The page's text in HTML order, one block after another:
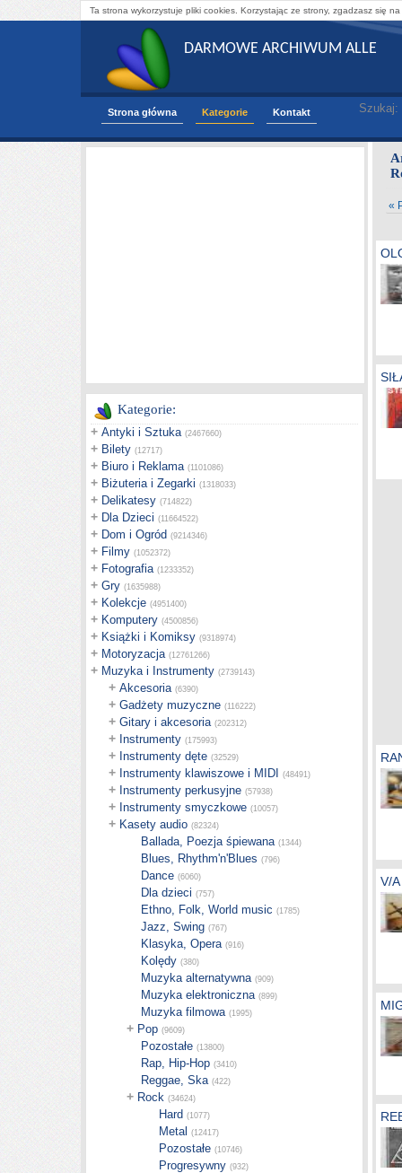
Ta strona wykorzystuje pliki cookies. Korzystając ze strony, zgadzasz się
DARMOWE ARCHIWUM ALLE
Strona główna Kategorie Kontakt Szukaj:
Kategorie:
+ Antyki i Sztuka (2467660)
+ Bilety (12717)
+ Biuro i Reklama (1101086)
+ Biżuteria i Zegarki (1318033)
+ Delikatesy (714822)
+ Dla Dzieci (11664522)
+ Dom i Ogród (9214346)
+ Filmy (1052372)
+ Fotografia (1233352)
+ Gry (1635988)
+ Kolekcje (4951400)
+ Komputery (4500856)
+ Książki i Komiksy (9318974)
+ Motoryzacja (12761266)
+ Muzyka i Instrumenty (2739143)
+ Akcesoria (6390)
+ Gadżety muzyczne (116222)
+ Gitary i akcesoria (202312)
+ Instrumenty (175993)
+ Instrumenty dęte (32529)
+ Instrumenty klawiszowe i MIDI (48491)
+ Instrumenty perkusyjne (57938)
+ Instrumenty smyczkowe (10057)
+ Kasety audio (82324)
Ballada, Poezja śpiewana (1344)
Blues, Rhythm'n'Blues (796)
Dance (6060)
Dla dzieci (757)
Ethno, Folk, World music (1785)
Jazz, Swing (767)
Klasyka, Opera (916)
Kolędy (380)
Muzyka alternatywna (909)
Muzyka elektroniczna (899)
Muzyka filmowa (1995)
+ Pop (9609)
Pozostałe (13800)
Rap, Hip-Hop (3410)
Reggae, Ska (422)
+ Rock (34624)
Hard (1077)
Metal (12417)
Pozostałe (10746)
Progresywny (932)
«
V/